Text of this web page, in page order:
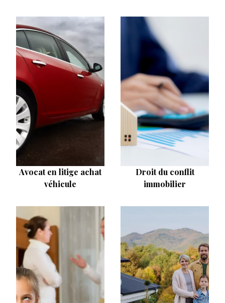
Avocat en litige achat
véhicule
Droit du conflit
immobilier